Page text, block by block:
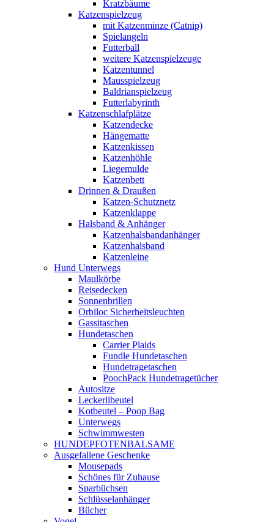
Kratzbäume
Katzenspielzeug
mit Katzenminze (Catnip)
Spielangeln
Futterball
weitere Katzenspielzeuge
Katzentunnel
Mausspielzeug
Baldrianspielzeug
Futterlabyrinth
Katzenschlafplätze
Katzendecke
Hängematte
Katzenkissen
Katzenhöhle
Liegemulde
Katzenbett
Drinnen & Draußen
Katzen-Schutznetz
Katzenklappe
Halsband & Anhänger
Katzenhalsbandanhänger
Katzenhalsband
Katzenleine
Hund Unterwegs
Maulkörbe
Reisedecken
Sonnenbrillen
Orbiloc Sicherheitsleuchten
Gassitaschen
Hundetaschen
Carrier Plaids
Fundle Hundetaschen
Hundetragetaschen
PoochPack Hundetragetücher
Autositze
Leckerlibeutel
Kotbeutel – Poop Bag
Unterwegs
Schwimmwesten
HUNDEPFOTENBALSAME
Ausgefallene Geschenke
Mousepads
Schönes für Zuhause
Sparbüchsen
Schlüsselanhänger
Bücher